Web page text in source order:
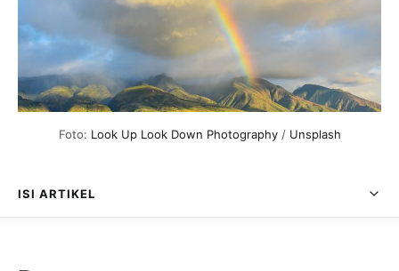
Foto: Look Up Look Down Photography / Unsplash
ISI ARTIKEL